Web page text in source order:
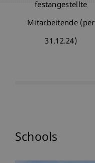
festangestellte
Mitarbeitende (per
31.12.24)
Schools